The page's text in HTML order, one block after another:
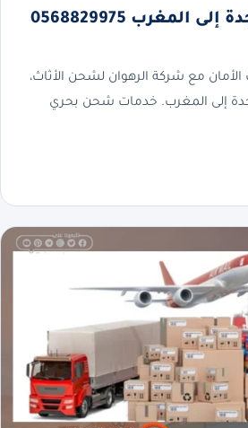
شركة شحن من جدة إلى المغرب 0568829975
مع شركة الرهوان لشحن الأثاث،
جدة إلى المغرب. خدمات شحن بحري